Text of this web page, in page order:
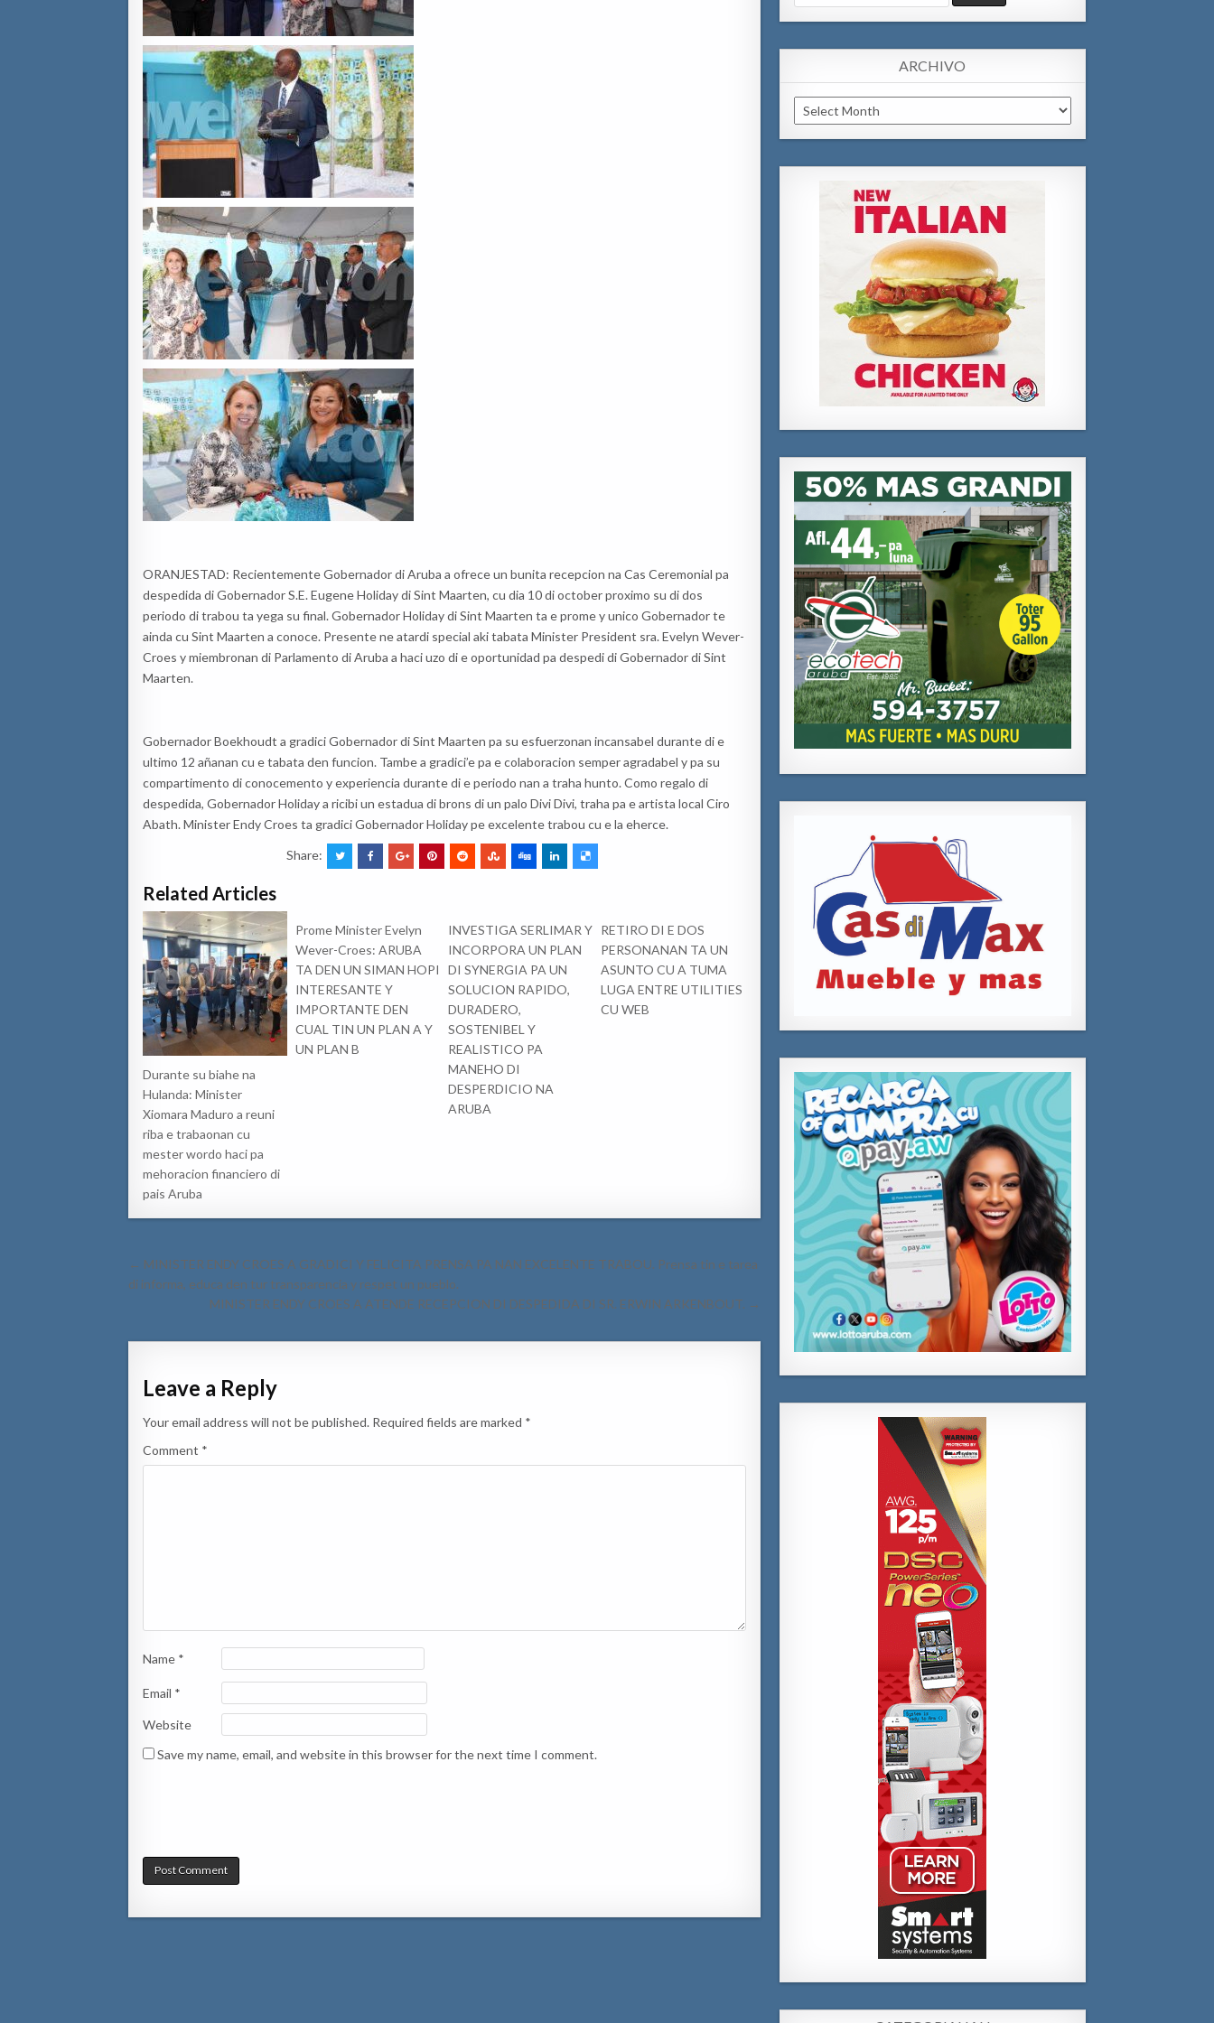
ORANJESTAD: Recientemente Gobernador di Aruba a ofrece un bunita recepcion na Cas Ceremonial pa
despedida di Gobernador S.E. Eugene Holiday di Sint Maarten, cu dia 10 di october proximo su di dos
periodo di trabou ta yega su final. Gobernador Holiday di Sint Maarten ta e prome y unico Gobernador te
ainda cu Sint Maarten a conoce. Presente ne atardi special aki tabata Minister President sra. Evelyn Wever-
Croes y miembronan di Parlamento di Aruba a haci uzo di e oportunidad pa despedi di Gobernador di Sint
Maarten.
Gobernador Boekhoudt a gradici Gobernador di Sint Maarten pa su esfuerzonan incansabel durante di e
ultimo 12 añanan cu e tabata den funcion. Tambe a gradici’e pa e colaboracion semper agradabel y pa su
compartimento di conocemento y experiencia durante di e periodo nan a traha hunto. Como regalo di
despedida, Gobernador Holiday a ricibi un estadua di brons di un palo Divi Divi, traha pa e artista local Ciro
Abath. Minister Endy Croes ta gradici Gobernador Holiday pe excelente trabou cu e la eherce.
Share:
Related Articles
Durante su biahe na
Hulanda: Minister
Xiomara Maduro a reuni
riba e trabaonan cu
mester wordo haci pa
mehoracion financiero di
pais Aruba
Prome Minister Evelyn
Wever-Croes: ARUBA
TA DEN UN SIMAN HOPI
INTERESANTE Y
IMPORTANTE DEN
CUAL TIN UN PLAN A Y
UN PLAN B
INVESTIGA SERLIMAR Y
INCORPORA UN PLAN
DI SYNERGIA PA UN
SOLUCION RAPIDO,
DURADERO,
SOSTENIBEL Y
REALISTICO PA
MANEHO DI
DESPERDICIO NA
ARUBA
RETIRO DI E DOS
PERSONANAN TA UN
ASUNTO CU A TUMA
LUGA ENTRE UTILITIES
CU WEB
Post
navigation
← MINISTER ENDY CROES A GRADICI Y FELICITA PRENSA PA NAN EXCELENTE TRABOU. Prensa tin e tarea
di informa, educa den tur transparencia y respet un pueblo.
MINISTER ENDY CROES A ATENDE RECEPCION DI DESPEDIDA DI SR. ERWIN ARKENBOUT. →
Leave a Reply
Your email address will not be published. Required fields are marked *
Comment *
Name *
Email *
Website
Save my name, email, and website in this browser for the next time I comment.
for:
ARCHIVO
Archivo